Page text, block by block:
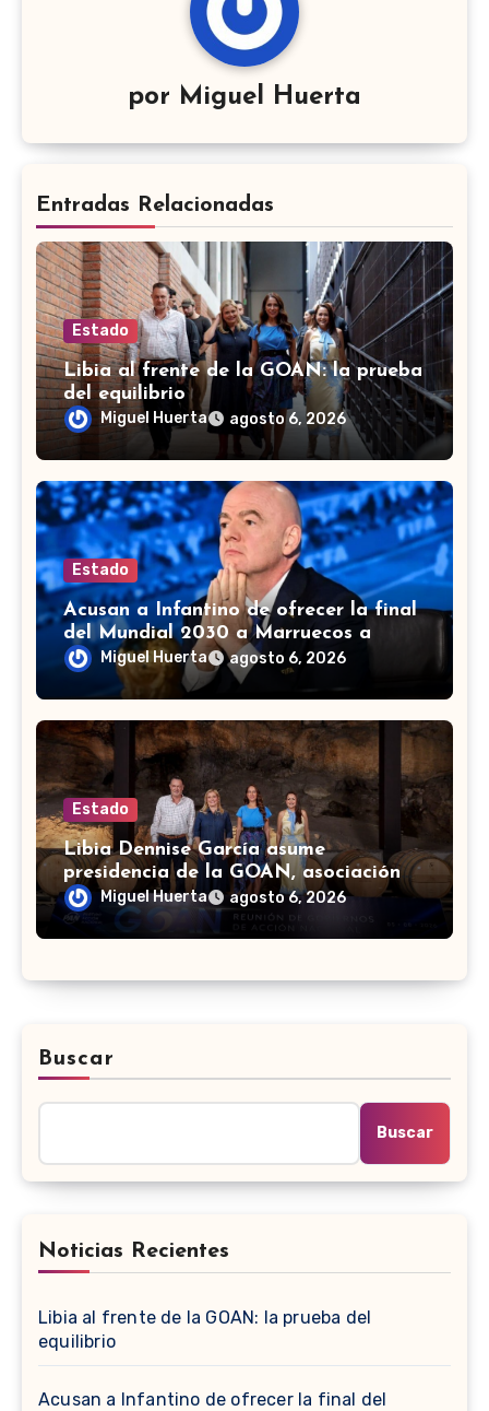
por Miguel Huerta
Entradas Relacionadas
Estado
Libia al frente de la GOAN: la prueba
del equilibrio
Miguel Huerta agosto 6, 2026
Estado
Acusan a Infantino de ofrecer la final
del Mundial 2030 a Marruecos a
cambio de apoyo
Miguel Huerta agosto 6, 2026
Estado
Libia Dennise García asume
presidencia de la GOAN, asociación
de gobernadores de Acción Nacional
Miguel Huerta agosto 6, 2026
Buscar
Buscar
Noticias Recientes
Libia al frente de la GOAN: la prueba del
equilibrio
Acusan a Infantino de ofrecer la final del